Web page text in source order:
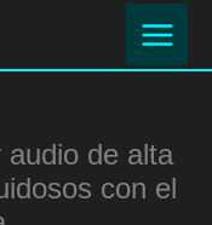
audio de alta
con el